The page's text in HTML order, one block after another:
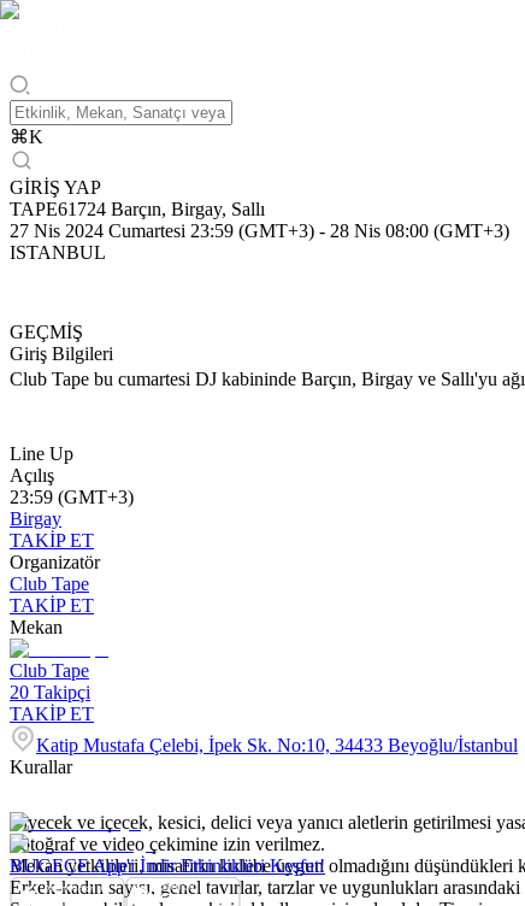
⌘K
GİRİŞ YAP
TAPE61724 Barçın, Birgay, Sallı
27 Nis 2024 Cumartesi 23:59 (GMT+3) - 28 Nis 08:00 (GMT+3)
ISTANBUL
GEÇMİŞ
Giriş Bilgileri
Club Tape bu cumartesi DJ kabininde Barçın, Birgay ve Sallı'yu
Line Up
Açılış
23:59 (GMT+3)
Birgay
TAKİP ET
Organizatör
Club Tape
TAKİP ET
Mekan
Club Tape
20 Takipçi
TAKİP ET
Katip Mustafa Çelebi, İpek Sk. No:10, 34433 Beyoğlu/İstanbul
Kurallar
Yiyecek ve içecek, kesici, delici veya yanıcı aletlerin getirilmesi
Fotoğraf ve video çekimine izin verilmez.
Mekan yetkilileri, misafirin kulübe uygun olmadığını düşündükleri
Erkek-kadın sayısı, genel tavırlar, tarzlar ve uygunlukları
BUGECE App'i İndir Etkinlikleri Keşfet!